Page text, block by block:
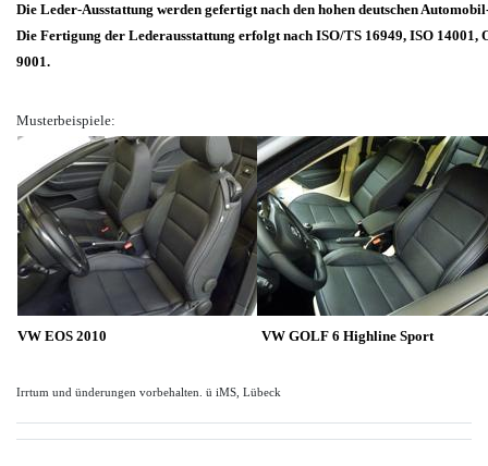
Die Leder-Ausstattung werden gefertigt nach den hohen deutschen
Die Fertigung der Lederausstattung erfolgt nach ISO/TS 16949, ISO 14001,
9001.
Musterbeispiele:
VW EOS 2010 VW GOLF 6 Highline Sport
Irrtum und ünderungen vorbehalten. ü iMS, Lübeck